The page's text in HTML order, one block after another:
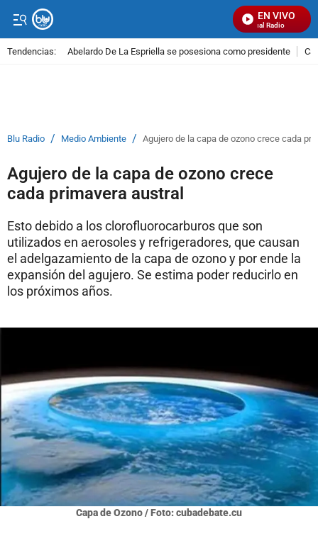
EN VIVO
Señal Visual Radio
Tendencias: Abelardo De La Espriella se posesiona como presidente
Blu Radio / Medio Ambiente / Agujero de la capa de ozono crece cada
Agujero de la capa de ozono crece
cada primavera austral
Esto debido a los clorofluorocarburos que son
utilizados en aerosoles y refrigeradores, que causan
el adelgazamiento de la capa de ozono y por ende la
expansión del agujero. Se estima poder reducirlo en
los próximos años.
Capa de Ozono / Foto: cubadebate.cu